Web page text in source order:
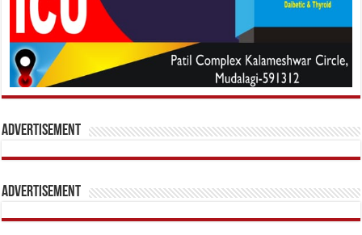
Advertisement
Advertisement